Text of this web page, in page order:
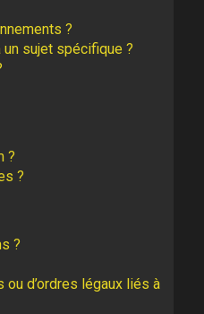
?
un sujet spécifique ?
?
?
?
d’ordres légaux liés à